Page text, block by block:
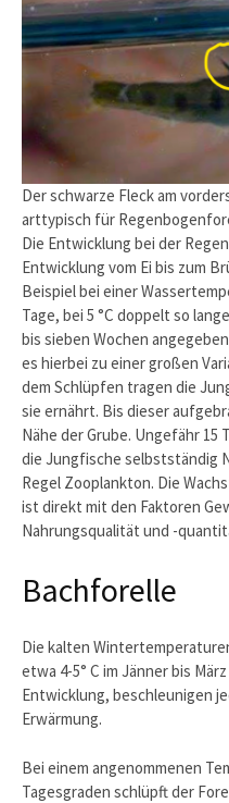
Der schwarze Fleck am
arttypisch für
Die Entwicklung bei der
Entwicklung vom Ei bis zum
Beispiel bei einer
Tage, bei 5 °C doppelt so
bis sieben Wochen
es hierbei zu einer großen
dem Schlüpfen tragen die
sie ernährt. Bis dieser
Nähe der Grube. Ungefähr 15
die Jungfische selbstständig
Regel Zooplankton. Die
ist direkt mit den Faktoren
Nahrungsqualität und -
Bachforelle
Die kalten
etwa 4-5° C im Jänner bis
Entwicklung, beschleunigen
Erwärmung.
Bei einem angenommenen
Tagesgraden schlüpft der